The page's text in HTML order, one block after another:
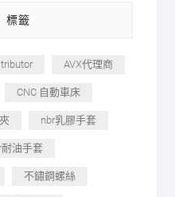
標籤
AVX代理商
CNC 自動車床
nbr乳膠手套
耐油手套
不鏽鋼螺絲